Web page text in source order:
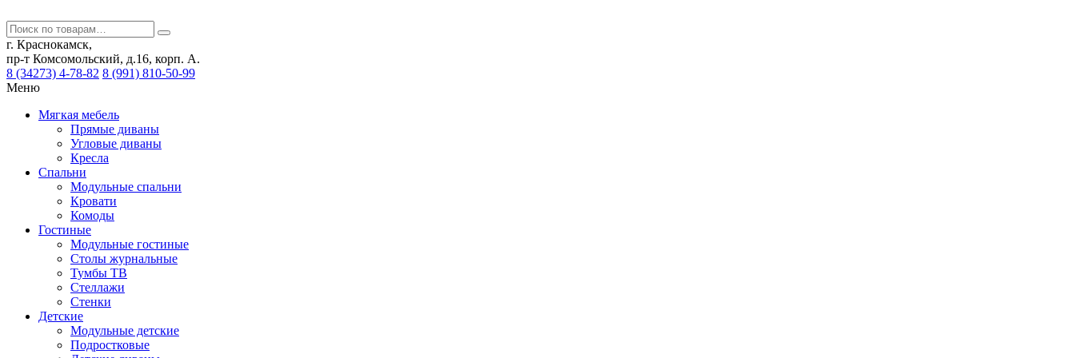
г. Краснокамск,
пр-т Комсомольский, д.16, корп. А.
8 (34273) 4-78-82 8 (991) 810-50-99
Меню
Мягкая мебель
Прямые диваны
Угловые диваны
Кресла
Спальни
Модульные спальни
Кровати
Комоды
Гостиные
Модульные гостиные
Столы журнальные
Тумбы ТВ
Стеллажи
Стенки
Детские
Модульные детские
Подростковые